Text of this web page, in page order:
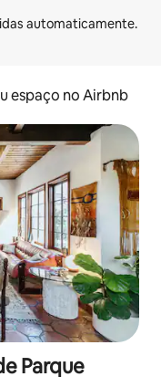
espaço no Airbnb
Parque